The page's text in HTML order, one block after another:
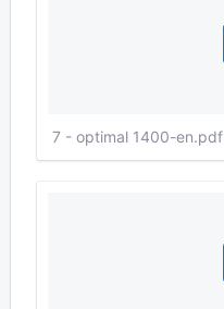
7 - optimal 1400-en.pdf